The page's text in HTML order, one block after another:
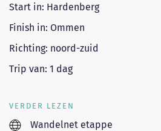
Start in: Hardenberg
Finish in: Ommen
Richting: noord-zuid
Trip van: 1 dag
VERDER LEZEN
Wandelnet etappe